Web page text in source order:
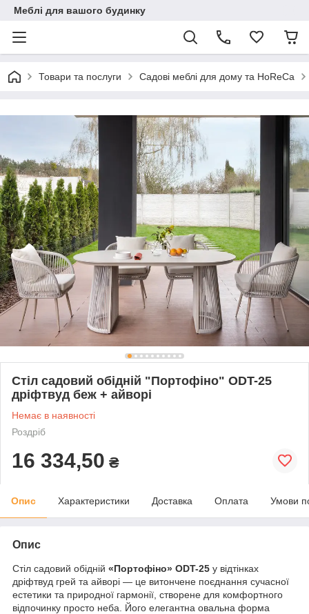
Меблі для вашого будинку
Товари та послуги Садові меблі для дому та HoReCa
Стіл садовий обідній "Портофіно" ODT-25
дріфтвуд беж + айворі
Немає в наявності
Роздріб
16 334,50 ₴
Опис Характеристики Доставка Оплата Умови
Опис
Стіл садовий обідній «Портофіно» ODT-25 у відтінках
дріфтвуд грей та айворі — це витончене поєднання сучасної
естетики та природної гармонії, створене для комфортного
відпочинку просто неба. Його елегантна овальна форма